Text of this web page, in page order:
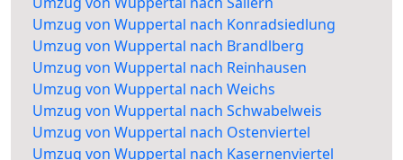
Umzug von Wuppertal nach Konradsiedlung
Umzug von Wuppertal nach Brandlberg
Umzug von Wuppertal nach Reinhausen
Umzug von Wuppertal nach Weichs
Umzug von Wuppertal nach Schwabelweis
Umzug von Wuppertal nach Ostenviertel
Umzug von Wuppertal nach Kasernenviertel